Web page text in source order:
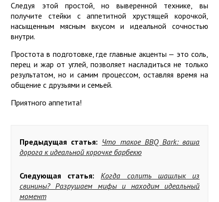
Следуя этой простой, но выверенной технике, вы
получите стейки с аппетитной хрустящей корочкой,
насыщенным мясным вкусом и идеальной сочностью
внутри.
Простота в подготовке, где главные акценты — это соль,
перец и жар от углей, позволяет насладиться не только
результатом, но и самим процессом, оставляя время на
общение с друзьями и семьей.
Приятного аппетита!
Предыдущая статья: Что такое BBQ Bark: ваша
дорога к идеальной корочке барбекю
Следующая статья:
Когда солить шашлык из
свинины? Разрушаем мифы и находим идеальный
момент